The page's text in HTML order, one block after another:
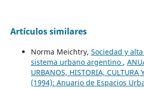
Artículos similares
Norma Meichtry, Sociedad y
sistema urbano argentino ,
URBANOS, HISTORIA, CULTURA
(1994): Anuario de Espacios